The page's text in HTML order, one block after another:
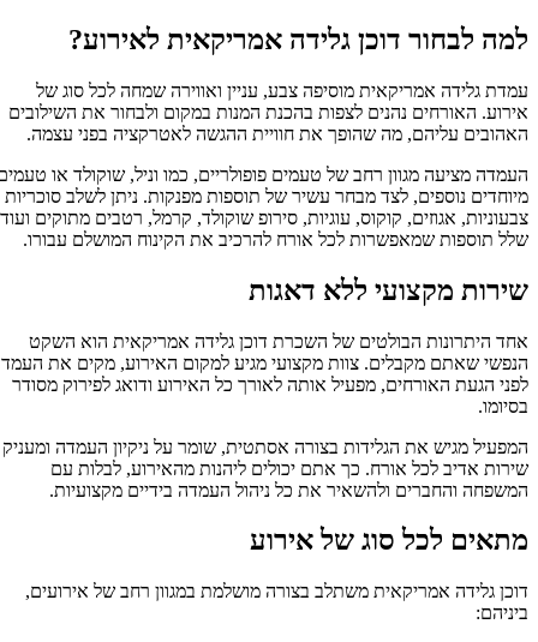
למה לבחור דוכן גלידה אמריקאית לאירוע?
עמדת גלידה אמריקאית מוסיפה צבע, עניין ואווירה שמחה לכל סוג של
אירוע. האורחים נהנים לצפות בהכנת המנות במקום ולבחור את השילובים
האהובים עליהם, מה שהופך את חוויית ההגשה לאטרקציה בפני עצמה.
העמדה מציעה מגוון רחב של טעמים פופולריים, כמו וניל, שוקולד או טעמים
מיוחדים נוספים, לצד מבחר עשיר של תוספות מפנקות. ניתן לשלב סוכריות
צבעוניות, אגוזים, קוקוס, עוגיות, סירופ שוקולד, קרמל, רטבים מתוקים ועוד
שלל תוספות שמאפשרות לכל אורח להרכיב את הקינוח המושלם עבורו.
שירות מקצועי ללא דאגות
אחד היתרונות הבולטים של השכרת דוכן גלידה אמריקאית הוא השקט
הנפשי שאתם מקבלים. צוות מקצועי מגיע למקום האירוע, מקים את העמדה
לפני הגעת האורחים, מפעיל אותה לאורך כל האירוע ודואג לפירוק מסודר
בסיומו.
המפעיל מגיש את הגלידות בצורה אסתטית, שומר על ניקיון העמדה ומעניק
שירות אדיב לכל אורח. כך אתם יכולים ליהנות מהאירוע, לבלות עם
המשפחה והחברים ולהשאיר את כל ניהול העמדה בידיים מקצועיות.
מתאים לכל סוג של אירוע
דוכן גלידה אמריקאית משתלב בצורה מושלמת במגוון רחב של אירועים,
ביניהם: